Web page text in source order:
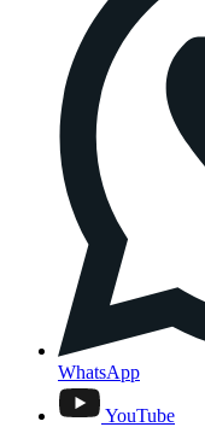
WhatsApp
YouTube